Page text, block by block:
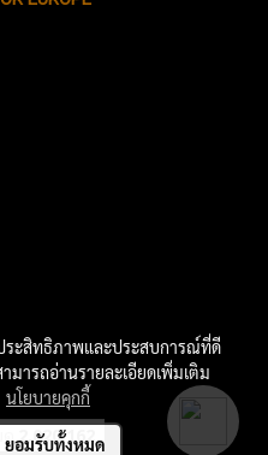
2,020,162
ระสิทธิภาพและประสบการณ์ที่ดี
มารถอ่านรายละเอียดเพิ่มเติม
นโยบายคุกกี้
ยอมรับทั้งหมด